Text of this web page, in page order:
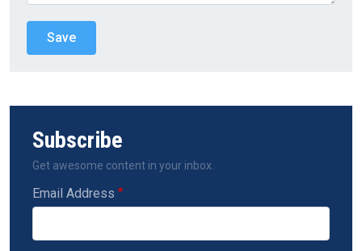
Subscribe
Get awesome content in your inbox.
Email Address